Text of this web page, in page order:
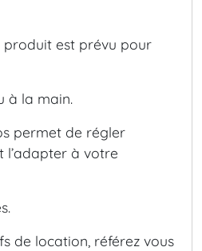
produit est prévu pour
à la main.
permet de régler
l’adapter à votre
de location, référez vous